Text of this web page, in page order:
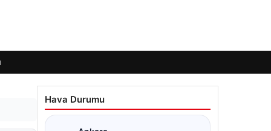
Hava Durumu